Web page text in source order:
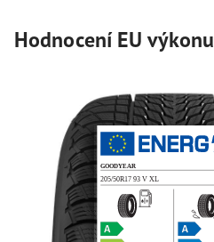
Hodnocení EU výkonu